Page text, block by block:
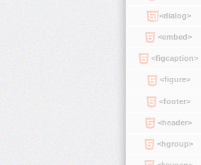
<dialog>
<embed>
<figcaption>
<figure>
<footer>
<header>
<hgroup>